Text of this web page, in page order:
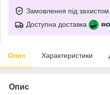
Замовлення під захистом
Доступна доставка
Опис Характеристики
Опис